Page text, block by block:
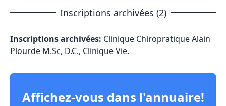
Inscriptions archivées (2)
Inscriptions archivées: Clinique Chiropratique Alain
Plourde M.Sc, D.C., Clinique Vie.
Affichez-vous dans l'annuaire!